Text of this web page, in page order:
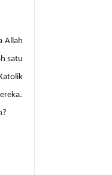
Allah
satu